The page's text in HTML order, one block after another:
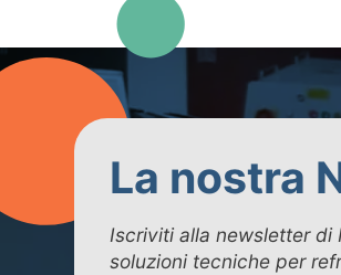
La nostra
Iscriviti alla newsletter di
soluzioni tecniche per